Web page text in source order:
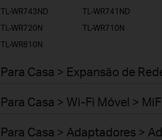
TL-WR743ND
TL-WR741ND
TL-WR720N
TL-WR710N
TL-WR810N
Para Casa > Expansão de
Para Casa > Wi-Fi Móvel >
Para Casa > Adaptadores >